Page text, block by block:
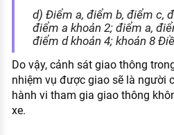
d) Điểm a, điểm b, điểm c,
điểm a khoản 2; điểm a,
điểm d khoản 4; khoản 8
Do vậy, cảnh sát giao thông
nhiệm vụ được giao sẽ là người
hành vi tham gia giao thông
xe.